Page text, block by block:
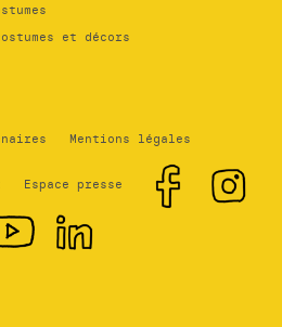
et décors
Mentions légales
Espace presse